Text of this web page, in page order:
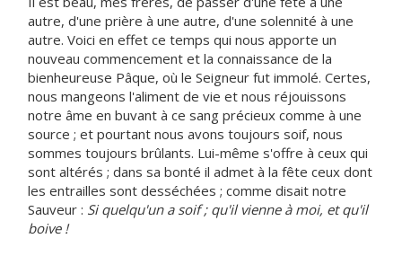
autre, d'une prière à une autre, d'une solennité à une
autre. Voici en effet ce temps qui nous apporte un
nouveau commencement et la connaissance de la
bienheureuse Pâque, où le Seigneur fut immolé. Certes,
nous mangeons l'aliment de vie et nous réjouissons
notre âme en buvant à ce sang précieux comme à une
source ; et pourtant nous avons toujours soif, nous
sommes toujours brûlants. Lui-même s'offre à ceux qui
sont altérés ; dans sa bonté il admet à la fête ceux dont
les entrailles sont desséchées ; comme disait notre
Sauveur : Si quelqu'un a soif ; qu'il vienne à moi, et qu'il
boive !